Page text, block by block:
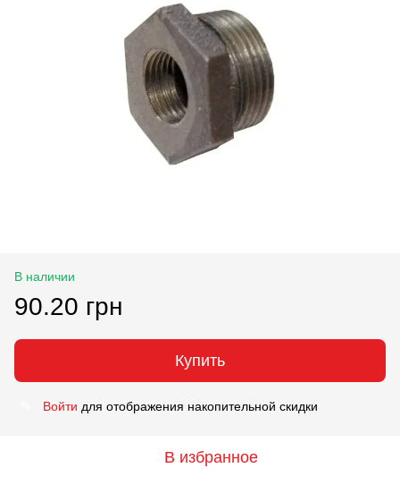
В наличии
90.20 грн
Купить
Войти для отображения накопительной скидки
В избранное